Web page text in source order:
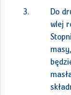
Do
wlej